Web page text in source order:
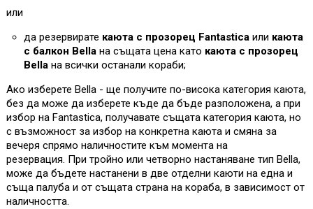
или
да резервирате каюта с прозорец Fantasticaили каюта
с балкон Bellaна същата цена като каюта с прозорец
Bella на всички останали кораби;
Ако изберете Bella - ще получите по-висока категория каюта,
без да може да изберете къде да бъде разположена, а при
избор на Fantastica, получавате същата категория каюта, но
с възможност за избор на конкретна каюта и смяна за
вечеря спрямо наличностите към момента на
резервация. При тройно или четворно настаняване тип Bella,
може да бъдете настанени в две отделни каюти на една и
съща палуба и от същата страна на кораба, в зависимост от
наличността.